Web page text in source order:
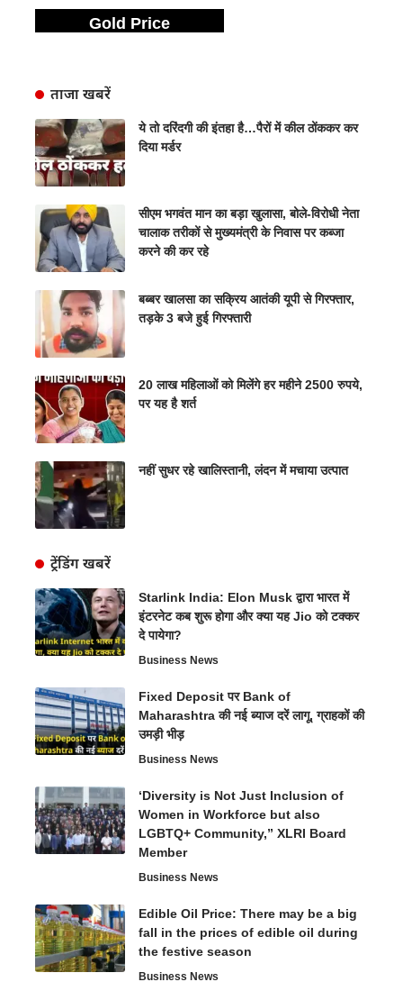
Gold Price
ताजा खबरें
ये तो दरिंदगी की इंतहा है…पैरों में कील ठोंककर कर
दिया मर्डर
सीएम भगवंत मान का बड़ा खुलासा, बोले-विरोधी नेता
चालाक तरीकों से मुख्यमंत्री के निवास पर कब्जा
करने की कर रहे
बब्बर खालसा का सक्रिय आतंकी यूपी से गिरफ्तार,
तड़के 3 बजे हुई गिरफ्तारी
20 लाख महिलाओं को मिलेंगे हर महीने 2500 रुपये,
पर यह है शर्त
नहीं सुधर रहे खालिस्तानी, लंदन में मचाया उत्पात
ट्रेंडिंग खबरें
Starlink India: Elon Musk द्वारा भारत में
इंटरनेट कब शुरू होगा और क्या यह Jio को टक्कर
दे पायेगा?
Business News
Fixed Deposit पर Bank of
Maharashtra की नई ब्याज दरें लागू, ग्राहकों की
उमड़ी भीड़
Business News
‘Diversity is Not Just Inclusion of
Women in Workforce but also
LGBTQ+ Community,” XLRI Board
Member
Business News
Edible Oil Price: There may be a big
fall in the prices of edible oil during
the festive season
Business News